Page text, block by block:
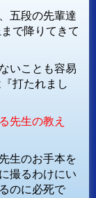
五段の先輩達
で降りてきて
いことも容易
打たれまし
先生の教え
生のお手本を
撮るわけにい
のに必死で